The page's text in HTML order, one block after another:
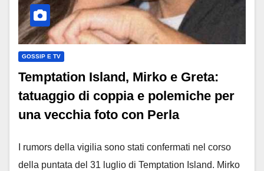
GOSSIP E TV
Temptation Island, Mirko e Greta:
tatuaggio di coppia e polemiche per
una vecchia foto con Perla
I rumors della vigilia sono stati confermati nel corso
della puntata del 31 luglio di Temptation Island. Mirko